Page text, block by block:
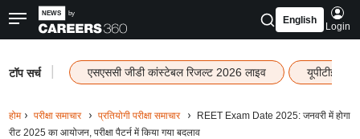
English
Login
टॉप सर्च एसएससी जीडी कांस्टेबल रिजल्ट 2026 लाइव यूपीटीईटी
होम परीक्षा समाचार प्रतियोगी परीक्षा समाचार
REET Exam Date 2025: जनवरी में होगा
रीट 2025 का आयोजन, परीक्षा पैटर्न में किया गया बदलाव